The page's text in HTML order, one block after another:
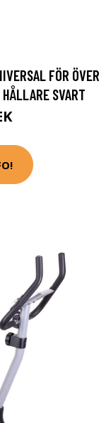
FÖR ÖVER
SVART